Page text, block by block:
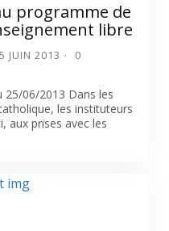
programme de
libre
JUIN 2013
0
25/06/2013 Dans les
les instituteurs
aux prises avec les